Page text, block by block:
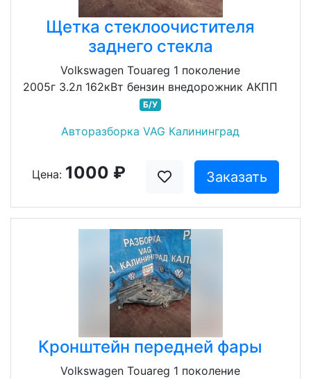
Щетка стеклоочистителя
заднего стекла
Volkswagen Touareg 1 поколение
2005г 3.2л 162кВт бензин внедорожник АКПП
Б/У
Авторазборка VAG Калининград
Цена: 1000 ₽ Заказать
Кронштейн передней фары
Volkswagen Touareg 1 поколение